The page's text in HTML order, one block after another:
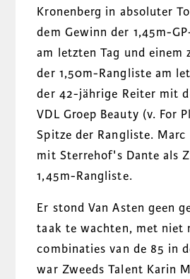
Kronenberg in absoluter
dem Gewinn der 1,45m-
am letzten Tag und einem
der 1,50m-Rangliste am
der 42-jährige Reiter mit
VDL Groep Beauty (v. For
Spitze der Rangliste.
mit Sterrehof's Dante als
1,45m-Rangliste.
Er stond Van Asten geen
taak te wachten, met niet
combinaties van de 85 in
war Zweeds Talent Karin